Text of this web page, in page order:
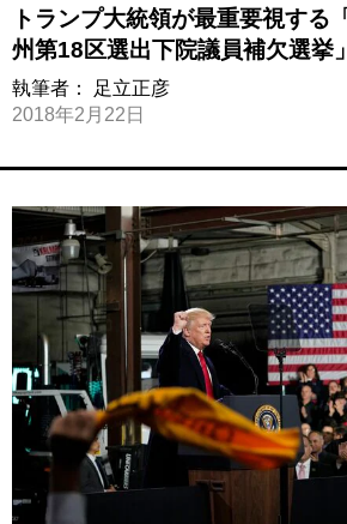
トランプ大統領が最重要視する
州第18区選出下院議員補欠選挙」
執筆者：
足立正彦
2018年2月22日